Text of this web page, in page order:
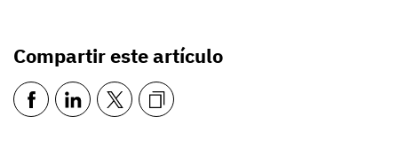
Compartir este artículo